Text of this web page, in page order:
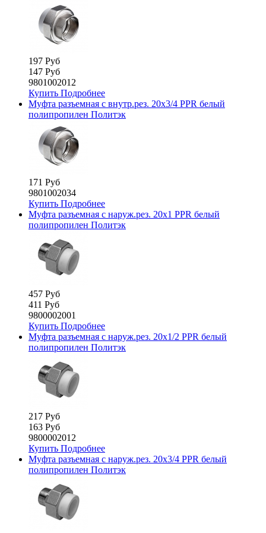
197 Руб
147 Руб
9801002012
Купить Подробнее
Муфта разъемная с внутр.рез. 20х3/4 PPR белый
полипропилен Политэк
171 Руб
9801002034
Купить Подробнее
Муфта разъемная с наруж.рез. 20х1 PPR белый
полипропилен Политэк
457 Руб
411 Руб
9800002001
Купить Подробнее
Муфта разъемная с наруж.рез. 20х1/2 PPR белый
полипропилен Политэк
217 Руб
163 Руб
9800002012
Купить Подробнее
Муфта разъемная с наруж.рез. 20х3/4 PPR белый
полипропилен Политэк